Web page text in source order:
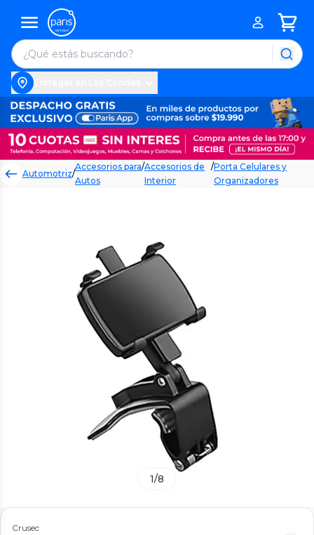
Automotriz/
Accesorios para
Autos
/Accesorios de
Interior
/Porta Celulares y
Organizadores
1/8
Crusec